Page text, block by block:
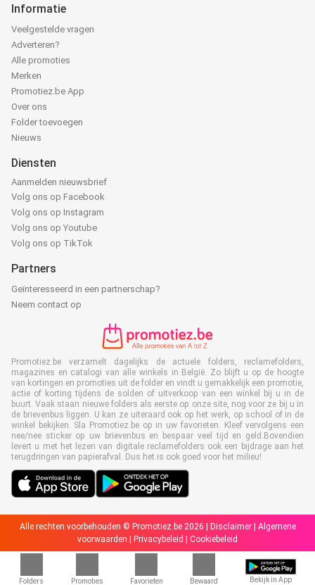
Folders Promoties Favorieten Bewaard Bekijk in App
Informatie
Veelgestelde vragen
Adverteren?
Alle promoties
Merken
Promotiez.be App
Over ons
Folder toevoegen
Nieuws
Diensten
Aanmelden nieuwsbrief
Volg ons op Facebook
Volg ons op Instagram
Volg ons op Youtube
Volg ons op TikTok
Partners
Geïnteresseerd in een partnerschap?
Neem contact op
Promotiez.be verzamelt dagelijks de actuele folders, reclamefolders,
magazines en catalogi van alle winkels in België. Zo blijft u op de hoogte
van kortingen en promoties uit de folder en vindt u gemakkelijk een promotie,
actie of korting tijdens de solden of uitverkoop van een winkel bij u in de
buurt. Vaak staan nieuwe folders als eerste op onze site, nog voor ze bij u in
de brievenbus liggen. U kan ze uiteraard ook op het werk, op school of in de
winkel bekijken. Sla Promotiez.be op in uw favorieten. Kleef vervolgens een
nee/nee sticker op uw brievenbus en bespaar veel tijd en geld.Bovendien
levert u met het lezen van digitale reclamefolders ook een bijdrage aan het
terugdringen van papierafval. Dus het is ook goed voor het milieu!
Alle rechten voorbehouden © Promotiez.be 2026 | Disclaimer| Algemene
voorwaarden | Privacybeleid | Cookiebeleid